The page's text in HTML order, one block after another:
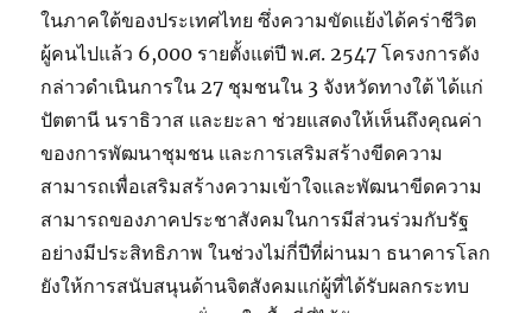
ในภาคใต้ของประเทศไทย ซึ่งความขัดแย้งได้คร่าชีวิต
ผู้คนไปแล้ว 6,000 รายตั้งแต่ปี พ.ศ. 2547 โครงการดัง
กล่าวดำเนินการใน 27 ชุมชนใน 3 จังหวัดทางใต้ ได้แก่
ปัตตานี นราธิวาส และยะลา ช่วยแสดงให้เห็นถึงคุณค่า
ของการพัฒนาชุมชน และการเสริมสร้างขีดความ
สามารถเพื่อเสริมสร้างความเข้าใจและพัฒนาขีดความ
สามารถของภาคประชาสังคมในการมีส่วนร่วมกับรัฐ
อย่างมีประสิทธิภาพ ในช่วงไม่กี่ปีที่ผ่านมา ธนาคารโลก
ยังให้การสนับสนุนด้านจิตสังคมแก่ผู้ที่ได้รับผลกระทบ